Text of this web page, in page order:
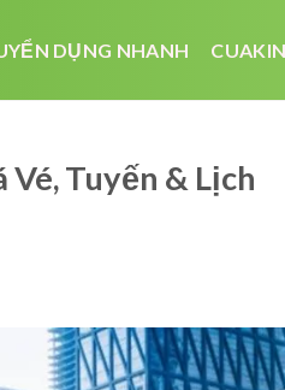
DỤNG NHANH
Vé, Tuyến & Lịch